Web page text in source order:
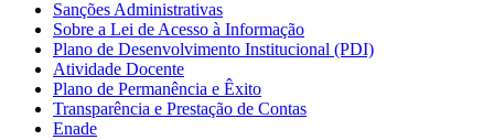
Sanções Administrativas
Sobre a Lei de Acesso à Informação
Plano de Desenvolvimento Institucional (PDI)
Atividade Docente
Plano de Permanência e Êxito
Transparência e Prestação de Contas
Enade